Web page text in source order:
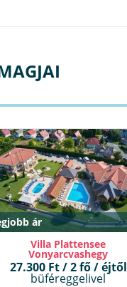
ár
Villa Plattensee
Vonyarcvashegy
27.300 Ft / 2 fő / éjtől
büféreggelivel